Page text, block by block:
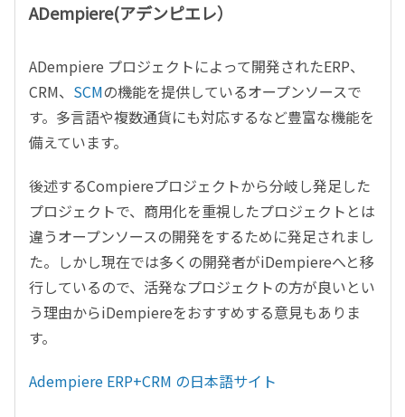
ADempiere(アデンピエレ）
ADempiere プロジェクトによって開発されたERP、
CRM、 SCMの機能を提供しているオープンソースで
す。多言語や複数通貨にも対応するなど豊富な機能を
備えています。
後述するCompiereプロジェクトから分岐し発足した
プロジェクトで、商用化を重視したプロジェクトとは
違うオープンソースの開発をするために発足されまし
た。しかし現在では多くの開発者がiDempiereへと移
行しているので、活発なプロジェクトの方が良いとい
う理由からiDempiereをおすすめする意見もありま
す。
Adempiere ERP+CRM の日本語サイト